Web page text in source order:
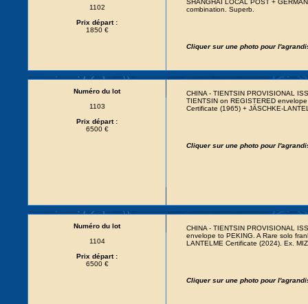
1102
Prix départ :
1850 €
SHANGHAI LOCAL POST +
combination. Superb.
Cliquer sur une photo pour
Numéro du lot
1103
Prix départ :
6500 €
CHINA - TIENTSIN PROVISIONAL
TIENTSIN on REGISTERED
Certificate (1965) + JÄSCHKE-
Cliquer sur une photo pour
Numéro du lot
1104
Prix départ :
6500 €
CHINA - TIENTSIN PROVISIONAL
envelope to PEKING. A Rare solo
LANTELME Certificate (2024). Ex.
Cliquer sur une photo pour